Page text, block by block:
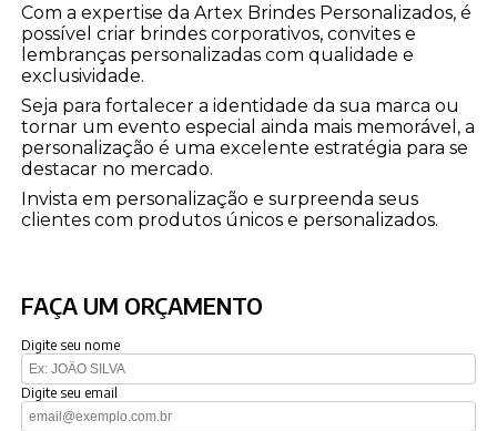
Com a expertise da Artex Brindes Personalizados, é
possível criar brindes corporativos, convites e
lembranças personalizadas com qualidade e
exclusividade.
Seja para fortalecer a identidade da sua marca ou
tornar um evento especial ainda mais memorável, a
personalização é uma excelente estratégia para se
destacar no mercado.
Invista em personalização e surpreenda seus
clientes com produtos únicos e personalizados.
FAÇA UM ORÇAMENTO
Digite seu nome
Digite seu email